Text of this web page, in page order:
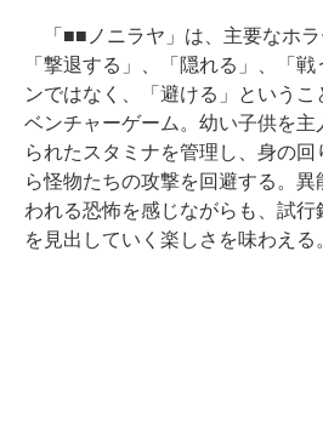
「■■ノニラヤ」は、主要なホラ
「撃退する」、「隠れる」、「
ンではなく、「避ける」というこ
ベンチャーゲーム。幼い子供を主
られたスタミナを管理し、身の
ら怪物たちの攻撃を回避する。異
われる恐怖を感じながらも、試
を見出していく楽しさを味わえる